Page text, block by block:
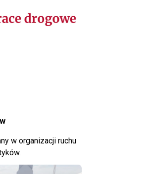
w organizacji ruchu